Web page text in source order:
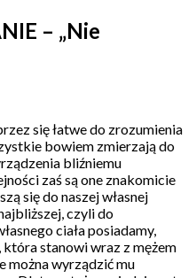
– „Nie
się łatwe do zrozumienia
bowiem zmierzają do
bliźniemu
zaś są one znakomicie
się do naszej własnej
czyli do
ciała posiadamy,
stanowi wraz z mężem
można wyrządzić mu